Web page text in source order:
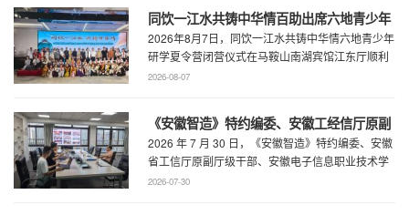
同饮一江水共铸中华情百助出席六地青少年
研学夏令营闭营仪式
2026年8月7日，同饮一江水共铸中华情六地青少年
研学夏令营闭营仪式在马鞍山南湖宾馆江东厅顺利
举办，百助CEO、马鞍山市新联会会长程 ...
2026-08-07
《安徽智造》特约编委、安徽工经信厅原副
厅级干部、安徽电子信息职业技术学院原党
委书记石象斌莅临百助考察交流
2026 年 7 月 30 日，《安徽智造》特约编委、安徽
省工信厅原副厅级干部、安徽电子信息职业技术学
院原党委书记石象斌莅临百助考 ...
2026-07-30